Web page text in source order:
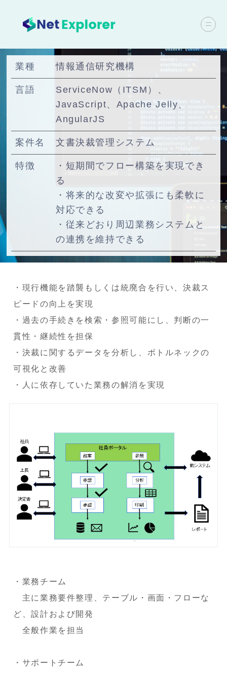
業種 情報通信研究機構
言語
ServiceNow（ITSM）、
JavaScript、Apache Jelly、
AngularJS
案件名 文書決裁管理システム
特徴
・短期間でフロー構築を実現でき
る
・将来的な改変や拡張にも柔軟に
対応できる
・従来どおり周辺業務システムと
の連携を維持できる
・現行機能を踏襲もしくは統廃合を行い、決裁ス
ピードの向上を実現
・過去の手続きを検索・参照可能にし、判断の一
貫性・継続性を担保
・決裁に関するデータを分析し、ボトルネックの
可視化と改善
・人に依存していた業務の解消を実現
・業務チーム
主に業務要件整理、テーブル・画面・フローな
ど、設計および開発
全般作業を担当
・サポートチーム